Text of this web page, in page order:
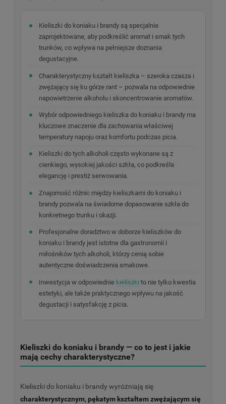
Kieliszki do koniaku i brandy są specjalnie
zaprojektowane, aby podkreślić aromat i smak tych
trunków, co wpływa na pełniejsze doznania
degustacyjne.
Charakterystyczny kształt kieliszka – szeroka czasza i
zwężający się ku górze rant – pozwala na odpowiednie
napowietrzenie alkoholu i skoncentrowanie aromatów.
Wybór odpowiedniego kieliszka do koniaku i brandy ma
kluczowe znaczenie dla zachowania właściwej
temperatury napoju oraz komfortu podczas picia.
Kieliszki do tych alkoholi często wykonane są z
cienkiego, wysokiej jakości szkła, co podkreśla
elegancję i prestiż serwowania.
Znajomość różnic między kieliszkami do koniaku i
brandy pozwala na świadome dopasowanie szkła do
konkretnego trunku i okazji.
Profesjonalne doradztwo w doborze kieliszków do
koniaku i brandy jest istotne dla gastronomii i
miłośników tych alkoholi, którzy cenią sobie
autentyczne doświadczenia smakowe.
Inwestycja w odpowiednie kieliszki to nie tylko kwestia
estetyki, ale także praktycznego wpływu na jakość
degustacji i satysfakcję z picia.
Kieliszki do koniaku i brandy — co to jest i jakie
mają cechy charakterystyczne?
Kieliszki do koniaku i brandy wyróżniają się
charakterystycznym, pękatym kształtem zwężającym się